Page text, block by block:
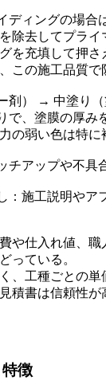
ディングの場合
除去してプライ
を充填して押
この施工品質で
剤） → 中塗り
で、塗膜の厚み
の弱い色は特に
チアップや不具
：施工説明やア
や仕入れ値、
っている。
、工種ごとの
積書は信頼性
徴